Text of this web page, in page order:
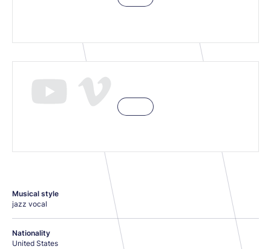
Musical style
jazz vocal
Nationality
United States